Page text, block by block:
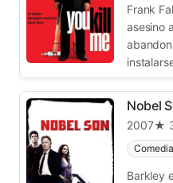
Frank
asesino
Nobel
2007★
Comedia
Barkley